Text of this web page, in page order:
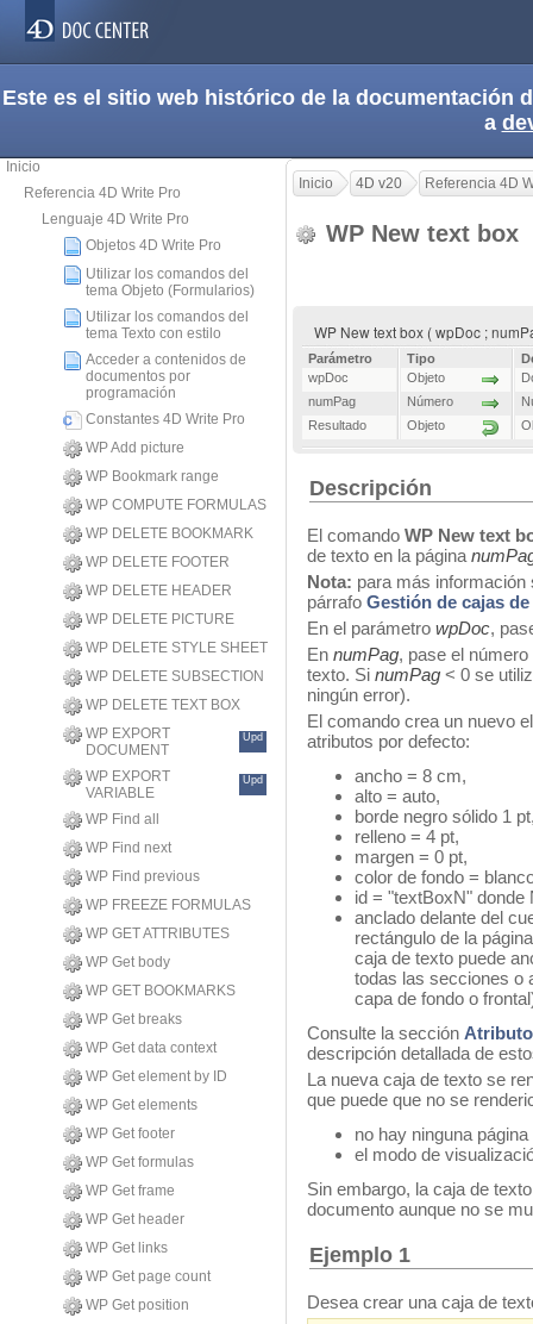
Este es el sitio web histórico de la documentación
a
Inicio
Referencia 4D Write Pro
Lenguaje 4D Write Pro
Objetos 4D Write Pro
Utilizar los comandos del
tema Objeto (Formularios)
Utilizar los comandos del
tema Texto con estilo
Acceder a contenidos de
documentos por
programación
Constantes 4D Write Pro
WP Add picture
WP Bookmark range
WP COMPUTE FORMULAS
WP DELETE BOOKMARK
WP DELETE FOOTER
WP DELETE HEADER
WP DELETE PICTURE
WP DELETE STYLE SHEET
WP DELETE SUBSECTION
WP DELETE TEXT BOX
WP EXPORT
DOCUMENT
Upd
WP EXPORT
VARIABLE
Upd
WP Find all
WP Find next
WP Find previous
WP FREEZE FORMULAS
WP GET ATTRIBUTES
WP Get body
WP GET BOOKMARKS
WP Get breaks
WP Get data context
WP Get element by ID
WP Get elements
WP Get footer
WP Get formulas
WP Get frame
WP Get header
WP Get links
WP Get page count
WP Get position
Inicio 4D v20 Referencia 4D
WP New text box
WP New text box ( wpDoc ;
Parámetro Tipo
wpDoc
Objeto
numPag
Número
Resultado
Objeto
Descripción
El comando WP New text
de texto en la página
Nota: para más
párrafo Gestión de cajas
En el parámetro wpDoc,
En numPag, pase el
texto. Si numPag < 0 se
ningún error).
El comando crea un nuevo
atributos por defecto:
ancho = 8 cm,
alto = auto,
borde negro sólido 1
relleno = 4 pt,
margen = 0 pt,
color de fondo =
id = "textBoxN" donde
anclado delante del
rectángulo de la
caja de texto puede
todas las secciones o
capa de fondo o
Consulte la sección
descripción detallada de
La nueva caja de texto se
que puede que no se
no hay ninguna
el modo de
Sin embargo, la caja de
documento aunque no se
Ejemplo 1
Desea crear una caja de